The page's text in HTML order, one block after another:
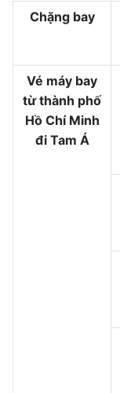
Chặng bay
Vé máy bay
từ thành phố
Hồ Chí Minh
đi Tam Á